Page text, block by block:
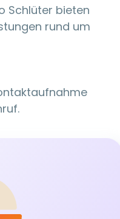
Schlüter bieten
rund um